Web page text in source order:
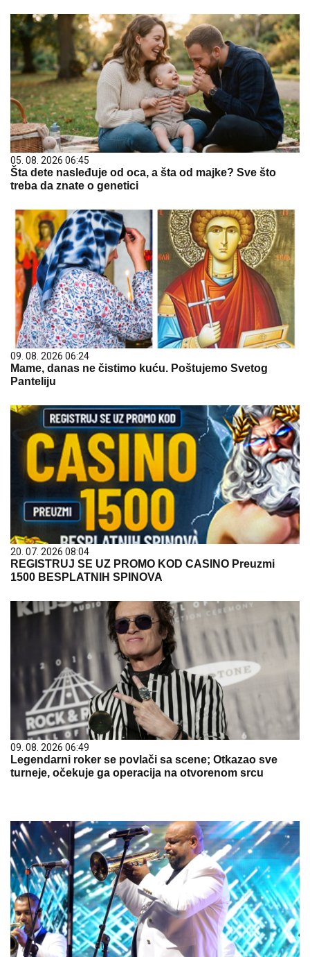
05. 08. 2026 06:45
Šta dete nasleđuje od oca, a šta od majke? Sve što
treba da znate o genetici
09. 08. 2026 06:24
Mame, danas ne čistimo kuću. Poštujemo Svetog
Panteliju
20. 07. 2026 08:04
REGISTRUJ SE UZ PROMO KOD CASINO Preuzmi
1500 BESPLATNIH SPINOVA
09. 08. 2026 06:49
Legendarni roker se povlači sa scene; Otkazao sve
turneje, očekuje ga operacija na otvorenom srcu